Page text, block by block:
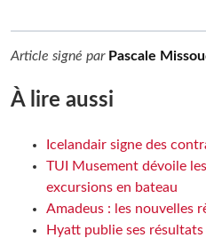
Article signé par Pascale
À lire aussi
Icelandair signe des
TUI Musement dévoile
excursions en bateau
Amadeus : les nouvelles
Hyatt publie ses